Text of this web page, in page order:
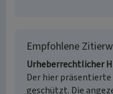
Empfohlene
Urheberrechtlicher
Der hier
geschützt. Die